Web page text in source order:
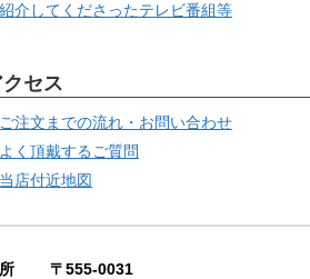
紹介してくださったテレビ番組等
セス
ご注文までの流れ・お問い合わせ
よく頂戴するご質問
当店付近地図
所 〒555-0031